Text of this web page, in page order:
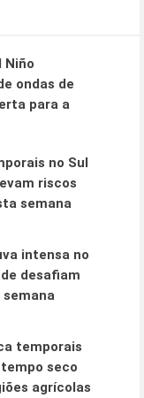
Niño
ondas de
para a
no Sul
riscos
semana
intensa no
desafiam
temporais
seco
agrícolas